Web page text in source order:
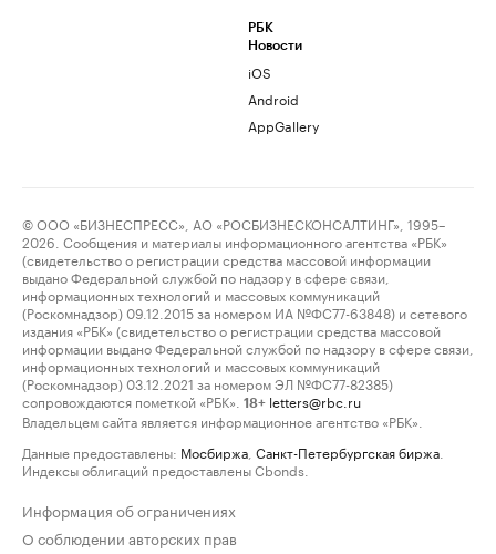
РБК
Новости
iOS
Android
AppGallery
© ООО «БИЗНЕСПРЕСС», АО «РОСБИЗНЕСКОНСАЛТИНГ», 1995–
2026. Сообщения и материалы информационного агентства «РБК»
(свидетельство о регистрации средства массовой информации
выдано Федеральной службой по надзору в сфере связи,
информационных технологий и массовых коммуникаций
(Роскомнадзор) 09.12.2015 за номером ИА №ФС77-63848) и сетевого
издания «РБК» (свидетельство о регистрации средства массовой
информации выдано Федеральной службой по надзору в сфере связи,
информационных технологий и массовых коммуникаций
(Роскомнадзор) 03.12.2021 за номером ЭЛ №ФС77-82385)
сопровождаются пометкой «РБК».
18+ letters@rbc.ru
Владельцем сайта является информационное агентство «РБК».
Данные предоставлены: Мосбиржа Санкт-Петербургская биржа
Индексы облигаций предоставлены Cbonds.
Информация об ограничениях
О соблюдении авторских прав